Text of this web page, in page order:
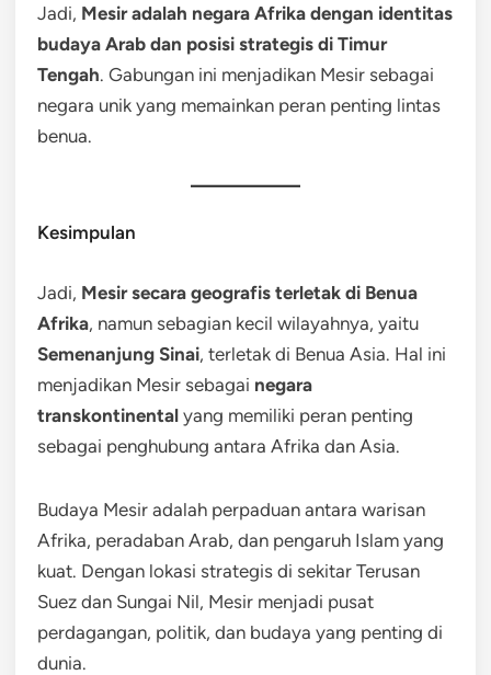
Jadi, Mesir adalah negara Afrika dengan identitas
budaya Arab dan posisi strategis di Timur
Tengah. Gabungan ini menjadikan Mesir sebagai
negara unik yang memainkan peran penting lintas
benua.
Kesimpulan
Jadi, Mesir secara geografis terletak di Benua
Afrika, namun sebagian kecil wilayahnya, yaitu
Semenanjung Sinai, terletak di Benua Asia. Hal ini
menjadikan Mesir sebagai negara
transkontinental yang memiliki peran penting
sebagai penghubung antara Afrika dan Asia.
Budaya Mesir adalah perpaduan antara warisan
Afrika, peradaban Arab, dan pengaruh Islam yang
kuat. Dengan lokasi strategis di sekitar Terusan
Suez dan Sungai Nil, Mesir menjadi pusat
perdagangan, politik, dan budaya yang penting di
dunia.